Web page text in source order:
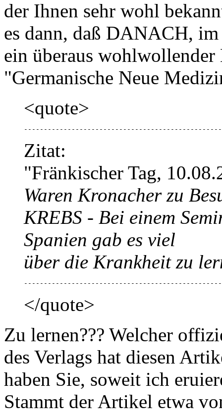
der Ihnen sehr wohl
es dann, daß DANACH,
ein überaus wohlwollender
"Germanische Neue
<quote>
Zitat:
"Fränkischer Tag,
Waren Kronacher zu
KREBS - Bei einem
Spanien gab es viel
über die Krankheit zu
</quote>
Zu lernen??? Welcher
des Verlags hat diesen
haben Sie, soweit ich
Stammt der Artikel etwa